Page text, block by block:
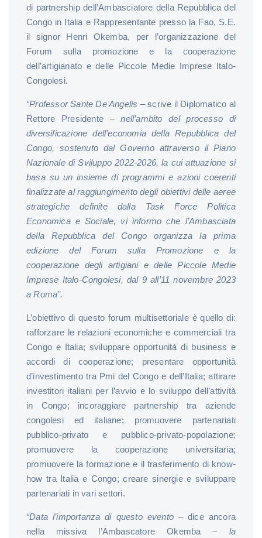
di partnership dell’Ambasciatore della Repubblica del
Congo in Italia e Rappresentante presso la Fao, S.E.
il signor Henri Okemba, per l’organizzazione del
Forum sulla promozione e la cooperazione
dell’artigianato e delle Piccole Medie Imprese Italo-
Congolesi.
“Professor Sante De Angelis – scrive il Diplomatico al
Rettore Presidente –nell’ambito del processo di
diversificazione dell’economia della Repubblica del
Congo, sostenuto dal Governo attraverso il Piano
Nazionale di Sviluppo 2022-2026, la cui attuazione si
basa su un insieme di programmi e azioni coerenti
finalizzate al raggiungimento degli obiettivi delle aeree
strategiche definite dalla Task Force Politica
Economica e Sociale, vi informo che l’Ambasciata
della Repubblica del Congo organizza la prima
edizione del Forum sulla Promozione e la
cooperazione degli artigiani e delle Piccole Medie
Imprese Italo-Congolesi, dal 9 all’11 novembre 2023
a Roma”.
L’obiettivo di questo forum multisettoriale è quello di:
rafforzare le relazioni economiche e commerciali tra
Congo e Italia; sviluppare opportunità di business e
accordi di cooperazione; presentare opportunità
d’investimento tra Pmi del Congo e dell’Italia; attirare
investitori italiani per l’avvio e lo sviluppo dell’attività
in Congo; incoraggiare partnership tra aziende
congolesi ed italiane; promuovere partenariati
pubblico-privato e pubblico-privato-popolazione;
promuovere la cooperazione universitaria;
promuovere la formazione e il trasferimento di know-
how tra Italia e Congo; creare sinergie e sviluppare
partenariati in vari settori.
“Data l’importanza di questo evento– dice ancora
nella missiva l’Ambascatore Okemba – la